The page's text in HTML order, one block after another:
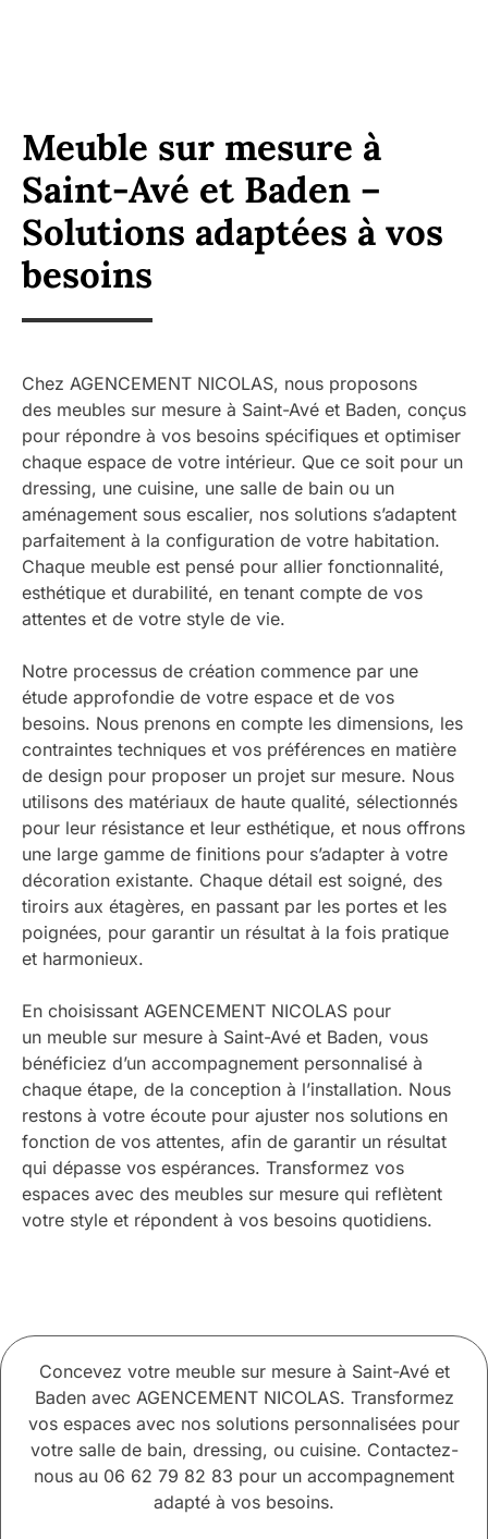
Meuble sur mesure à
Saint-Avé et Baden –
Solutions adaptées à vos
besoins
Chez AGENCEMENT NICOLAS, nous proposons
des meubles sur mesure à Saint-Avé et Baden, conçus
pour répondre à vos besoins spécifiques et optimiser
chaque espace de votre intérieur. Que ce soit pour un
dressing, une cuisine, une salle de bain ou un
aménagement sous escalier, nos solutions s’adaptent
parfaitement à la configuration de votre habitation.
Chaque meuble est pensé pour allier fonctionnalité,
esthétique et durabilité, en tenant compte de vos
attentes et de votre style de vie.
Notre processus de création commence par une
étude approfondie de votre espace et de vos
besoins. Nous prenons en compte les dimensions, les
contraintes techniques et vos préférences en matière
de design pour proposer un projet sur mesure. Nous
utilisons des matériaux de haute qualité, sélectionnés
pour leur résistance et leur esthétique, et nous offrons
une large gamme de finitions pour s’adapter à votre
décoration existante. Chaque détail est soigné, des
tiroirs aux étagères, en passant par les portes et les
poignées, pour garantir un résultat à la fois pratique
et harmonieux.
En choisissant AGENCEMENT NICOLAS pour
un meuble sur mesure à Saint-Avé et Baden, vous
bénéficiez d’un accompagnement personnalisé à
chaque étape, de la conception à l’installation. Nous
restons à votre écoute pour ajuster nos solutions en
fonction de vos attentes, afin de garantir un résultat
qui dépasse vos espérances. Transformez vos
espaces avec des meubles sur mesure qui reflètent
votre style et répondent à vos besoins quotidiens.
Concevez votre meuble sur mesure à Saint-Avé et
Baden avec AGENCEMENT NICOLAS. Transformez
vos espaces avec nos solutions personnalisées pour
votre salle de bain, dressing, ou cuisine. Contactez-
nous au 06 62 79 82 83 pour un accompagnement
adapté à vos besoins.